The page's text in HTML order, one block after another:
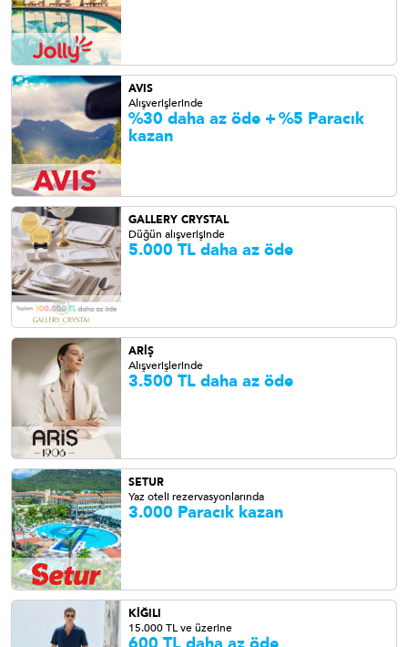
AVIS
Alışverişlerinde
%30 daha az öde +%5 Paracık
kazan
GALLERY CRYSTAL
Düğün alışverişinde
5.000 TL daha az öde
ARİŞ
Alışverişlerinde
3.500 TL daha az öde
SETUR
Yaz oteli rezervasyonlarında
3.000 Paracık kazan
KİĞILI
15.000 TL ve üzerine